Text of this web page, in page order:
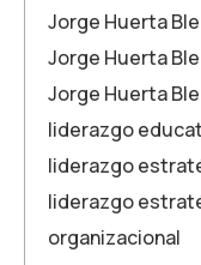
Jorge Huerta
Jorge Huerta
Jorge Huerta
liderazgo
liderazgo
liderazgo
organizacional